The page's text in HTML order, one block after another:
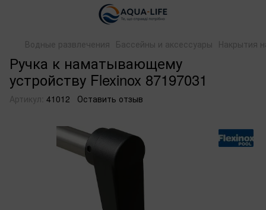
Водные развлечения Бассейны и аксессуары Накрытия
Ручка к наматывающему
устройству Flexinox 87197031
Артикул: 41012 Оставить отзыв